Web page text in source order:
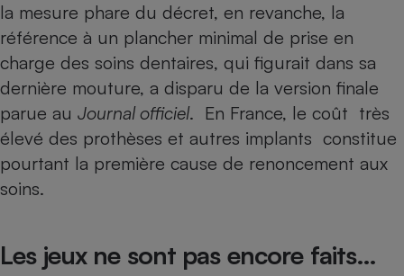
la mesure phare du décret, en revanche, la
référence à un plancher minimal de prise en
charge des soins dentaires, qui figurait dans sa
dernière mouture, a disparu de la version finale
parue au Journal officiel. En France, le coût très
élevé des prothèses et autres implants constitue
pourtant la première cause de renoncement aux
soins.
Les jeux ne sont pas encore faits…